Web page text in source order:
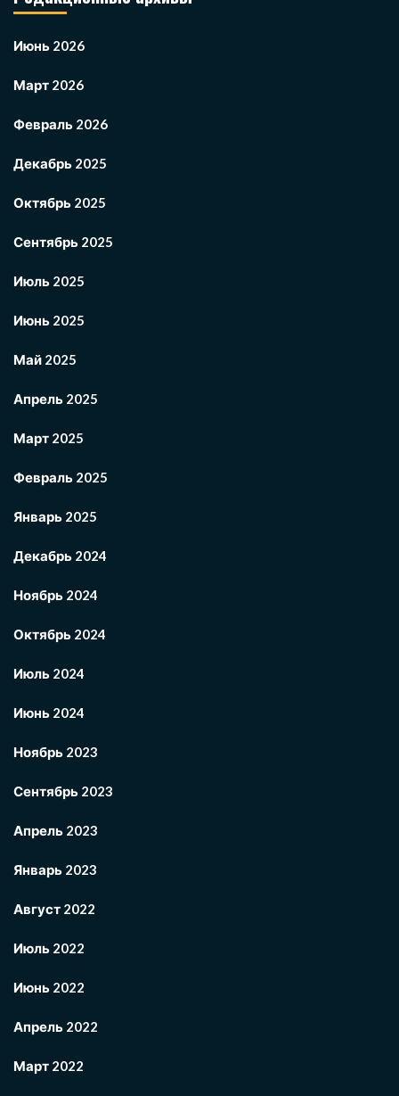
Июнь 2026
Март 2026
Февраль 2026
Декабрь 2025
Октябрь 2025
Сентябрь 2025
Июль 2025
Июнь 2025
Май 2025
Апрель 2025
Март 2025
Февраль 2025
Январь 2025
Декабрь 2024
Ноябрь 2024
Октябрь 2024
Июль 2024
Июнь 2024
Ноябрь 2023
Сентябрь 2023
Апрель 2023
Январь 2023
Август 2022
Июль 2022
Июнь 2022
Апрель 2022
Март 2022